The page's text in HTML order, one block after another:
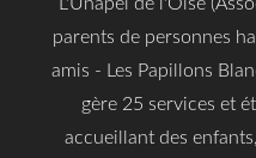
parents de personnes
amis - Les Papillons
gère 25 services et
accueillant des